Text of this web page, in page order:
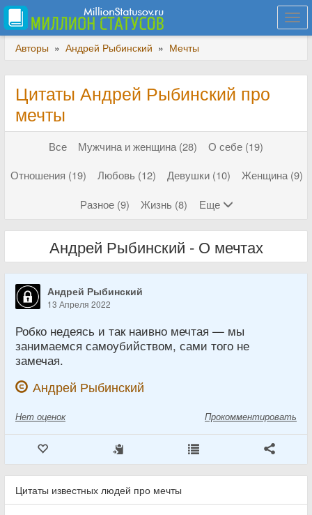
Авторы » Андрей Рыбинский » Мечты
Цитаты Андрей Рыбинский про
мечты
Все Мужчина и женщина (28)
О себе (19)
Отношения (19)
Любовь (12) Девушки (10)
Женщина (9)
Разное (9)
Жизнь (8) Еще
Андрей Рыбинский - О мечтах
Андрей Рыбинский
13 Апреля 2022
Робко недеясь и так наивно мечтая — мы
занимаемся самоубийством, сами того не
замечая.
Андрей Рыбинский
Нет оценок Прокомментировать
Цитаты известных людей про мечты